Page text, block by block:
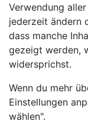
Verwendung
jederzeit ändern
dass manche
gezeigt werden,
widersprichst.
Wenn du mehr
Einstellungen
wählen".